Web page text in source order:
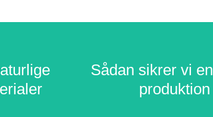
Sådan sikrer vi
produktion
Sådan sikrer vi
produktion